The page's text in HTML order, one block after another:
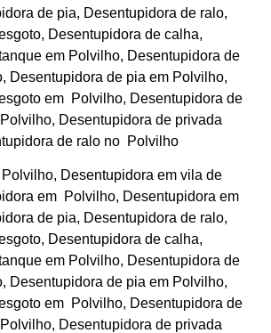
de pia, Desentupidora de ralo,
Desentupidora de calha,
em Polvilho, Desentupidora de
Desentupidora de pia em Polvilho,
em Polvilho, Desentupidora de
Desentupidora de privada
de ralo no Polvilho
Desentupidora em vila de
em Polvilho, Desentupidora em
de pia, Desentupidora de ralo,
Desentupidora de calha,
em Polvilho, Desentupidora de
Desentupidora de pia em Polvilho,
em Polvilho, Desentupidora de
Desentupidora de privada